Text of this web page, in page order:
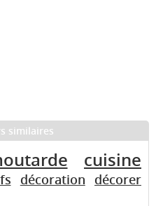
similaires
cuisine
décoration
décorer